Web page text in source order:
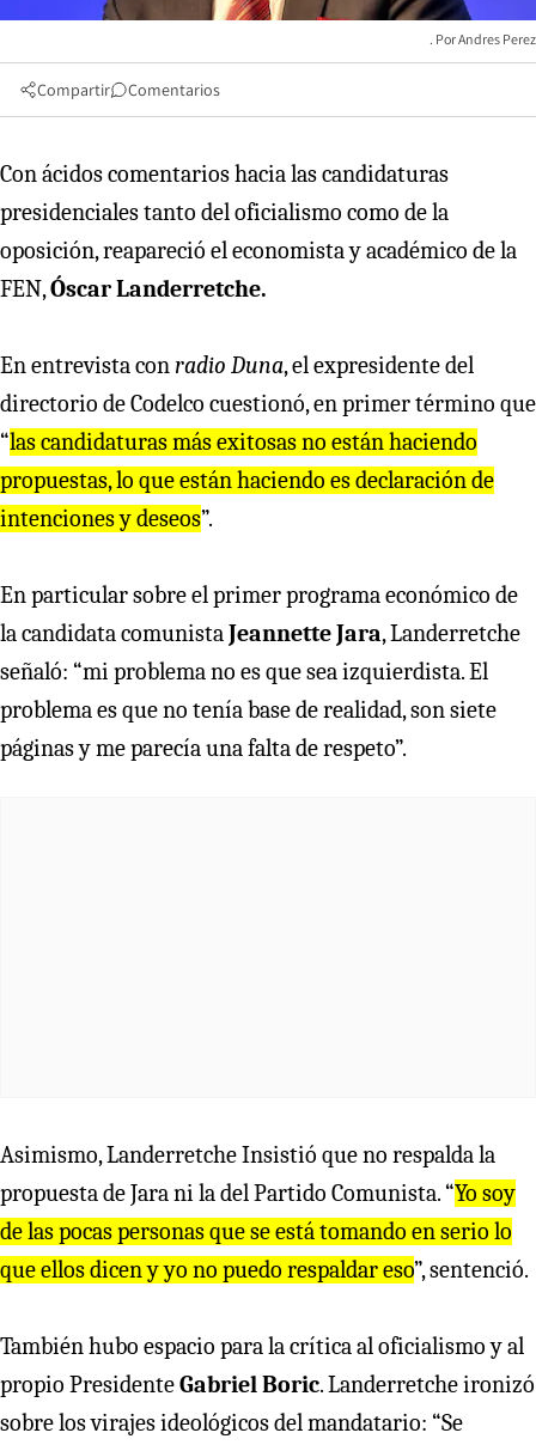
Andres Perez
Compartir Comentarios
Con ácidos comentarios hacia las candidaturas
presidenciales tanto del oficialismo como de la
oposición, reapareció el economista y académico de la
FEN,Óscar Landerretche.
En entrevista conradio Duna, el expresidente del
directorio de Codelco cuestionó, en primer término que
“las candidaturas más exitosas no están haciendo
propuestas, lo que están haciendo es declaración de
intenciones y deseos”.
En particular sobre el primer programa económico de
la candidata comunistaJeannette Jara, Landerretche
señaló: “mi problema no es que sea izquierdista. El
problema es que no tenía base de realidad, son siete
páginas y me parecía una falta de respeto”.
Asimismo, Landerretche Insistió que no respalda la
propuesta de Jara ni la del Partido Comunista. “Yo soy
de las pocas personas que se está tomando en serio lo
que ellos dicen y yo no puedo respaldar eso”, sentenció.
También hubo espacio para la crítica al oficialismo y al
propio PresidenteGabriel Boric. Landerretche ironizó
sobre los virajes ideológicos del mandatario: “Se